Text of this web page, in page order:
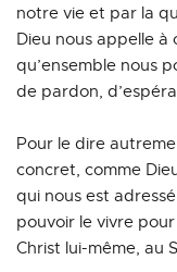
notre vie et par la
Dieu nous appelle à
qu’ensemble nous
de pardon,
Pour le dire
concret, comme
qui nous est
pouvoir le vivre pour
Christ lui-même, au